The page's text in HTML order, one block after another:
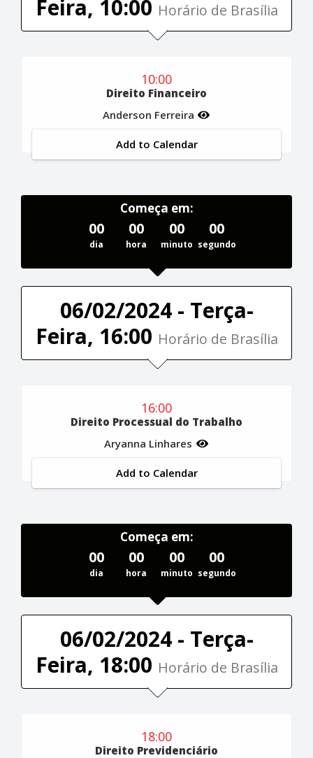
Feira, 10:00 Horário de Brasília
10:00
Direito Financeiro
Anderson Ferreira
Add to Calendar
Começa em:
00
dia
00
hora
00
minuto
00
segundo
06/02/2024 - Terça-
Feira, 16:00 Horário de Brasília
16:00
Direito Processual do Trabalho
Aryanna Linhares
Add to Calendar
Começa em:
00
dia
00
hora
00
minuto
00
segundo
06/02/2024 - Terça-
Feira, 18:00 Horário de Brasília
18:00
Direito Previdenciário